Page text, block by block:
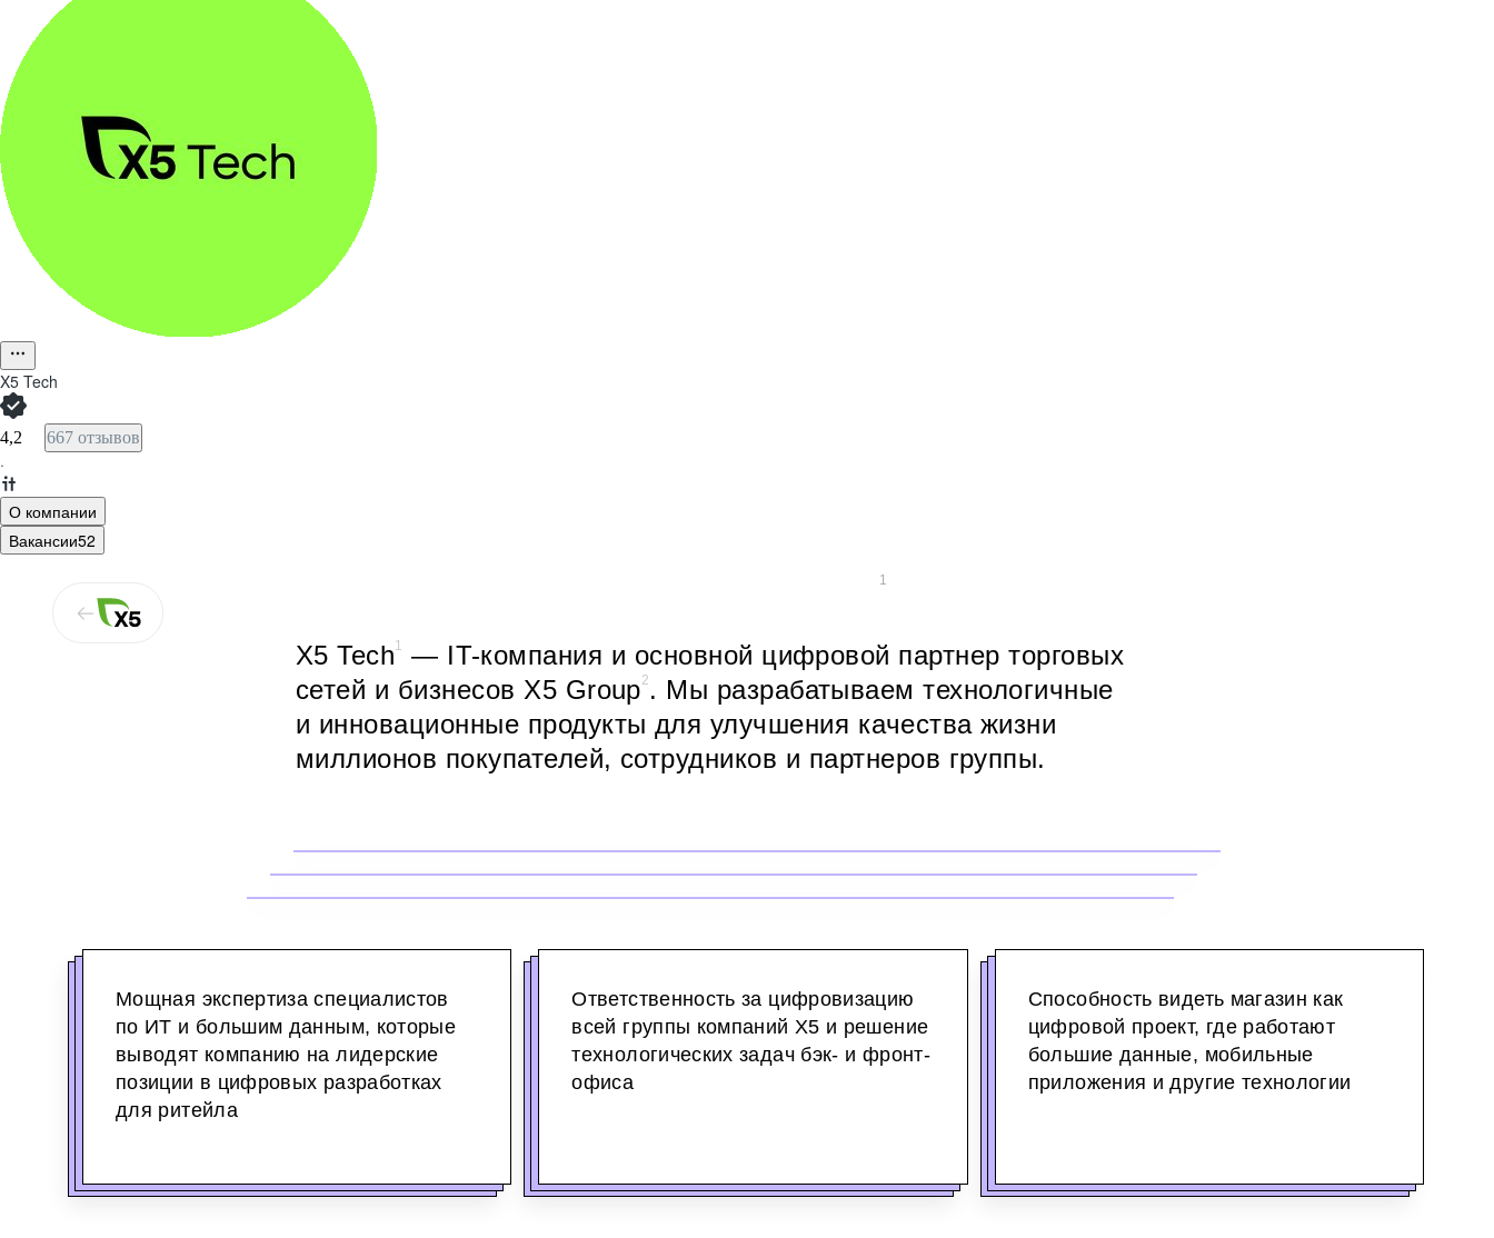
X5 Tech
4,2 667 отзывов
·
О компании
Вакансии52
X5 Tech1
— IT-компания и основной цифровой партнер торговых
сетей и бизнесов X5 Group2 . Мы разрабатываем технологичные
и инновационные продукты для улучшения качества жизни
миллионов покупателей, сотрудников и партнеров группы.
Мощная экспертиза специалистов
по ИТ и большим данным, которые
выводят компанию на лидерские
позиции в цифровых разработках
для ритейла
Ответственность за цифровизацию
всей группы компаний X5 и решение
технологических задач бэк- и фронт-
офиса
Способность видеть магазин как
цифровой проект, где работают
большие данные, мобильные
приложения и другие технологии